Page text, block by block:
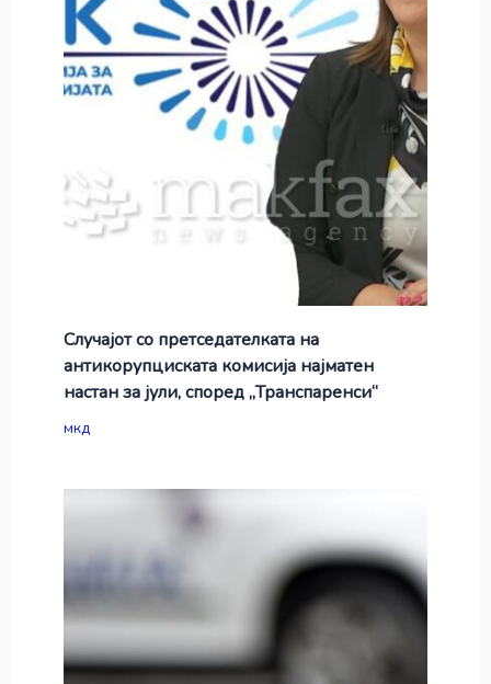
Случајот со претседателката на
антикорупциската комисија најматен
настан за јули, според „Транспаренси“
мкд